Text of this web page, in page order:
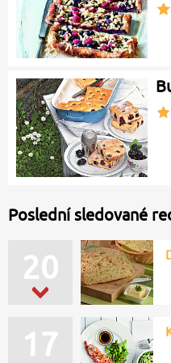
Poslední sledované
20
17